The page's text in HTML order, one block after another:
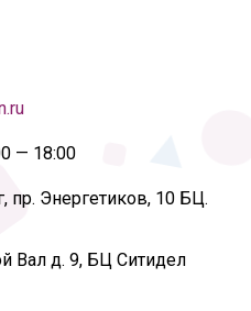
— 18:00
пр. Энергетиков, 10 БЦ.
Вал д. 9, БЦ Ситидел